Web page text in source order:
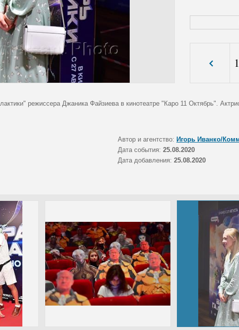
режиссера Джаника Файзиева в кинотеатре "Каро 11 Октябрь".
Автор и агентство: Игорь Иванко/
Дата события: 25.08.2020
Дата добавления: 25.08.2020